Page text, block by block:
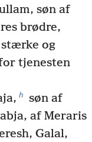
søn af
brødre,
og
tjenesten
h søn af
af Meraris
Galal,